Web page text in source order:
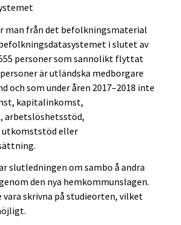
man från det befolkningsmaterial
i slutet av
personer som sannolikt flyttat
är utländska medborgare
och som under åren 2017–2018 inte
kapitalinkomst,
arbetslöshetsstöd,
utkomststöd eller
slutledningen om sambo å andra
den nya hemkommunslagen.
vara skrivna på studieorten, vilket